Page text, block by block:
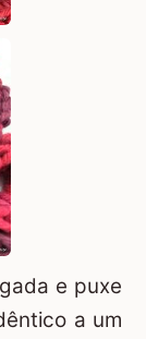
e puxe
a um